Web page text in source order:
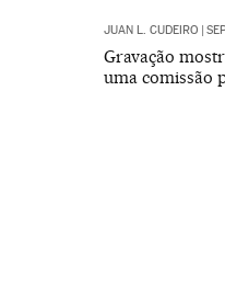
JUAN L. CUDEIRO |
Gravação
uma comissão